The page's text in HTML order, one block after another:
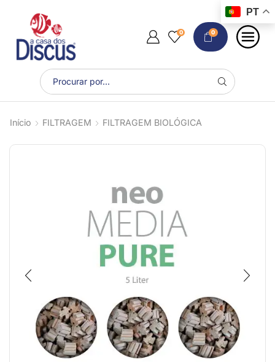
0 0
Início FILTRAGEM FILTRAGEM BIOLÓGICA
PT